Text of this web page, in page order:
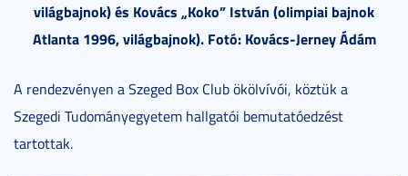
világbajnok) és Kovács „Koko” István (olimpiai bajnok
Atlanta 1996, világbajnok). Fotó: Kovács-Jerney Ádám
A rendezvényen a Szeged Box Club ökölvívói, köztük a
Szegedi Tudományegyetem hallgatói bemutatóedzést
tartottak.